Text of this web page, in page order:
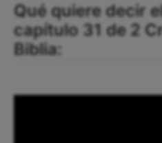
Qué quiere decir
capítulo 31 de 2
Biblia: